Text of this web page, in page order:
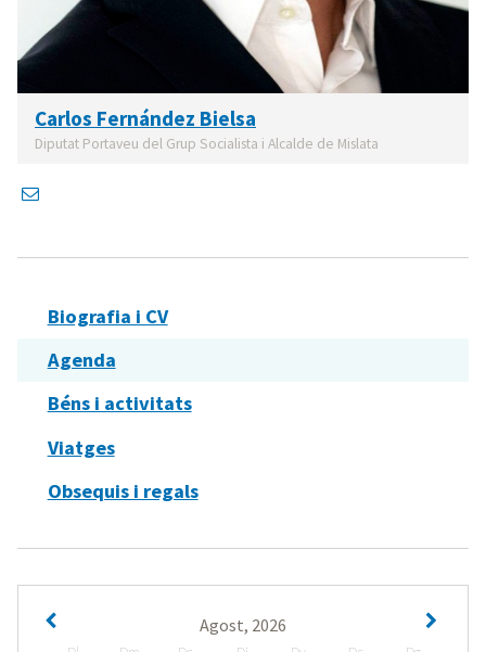
Carlos Fernández Bielsa
Diputat Portaveu del Grup Socialista i Alcalde de Mislata
Biografia i CV
Agenda
Béns i activitats
Viatges
Obsequis i regals
Agost, 2026